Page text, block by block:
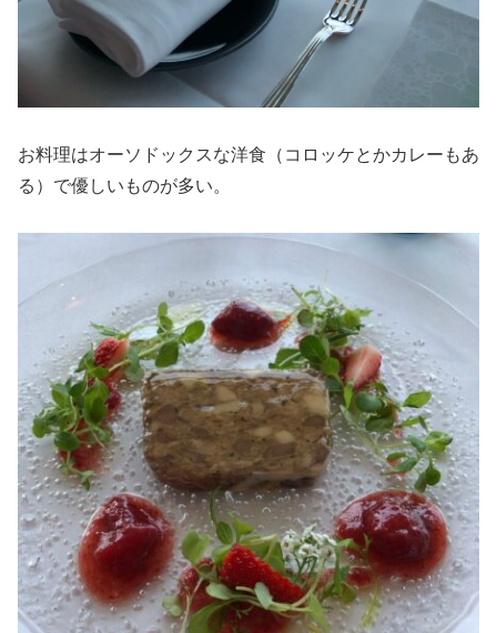
お料理はオーソドックスな洋食（コロッケとかカレーもあ
る）で優しいものが多い。